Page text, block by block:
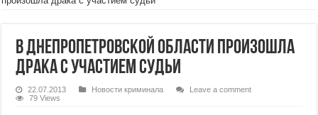
В Днепропетровской области произошла
драка с участием судьи
22.07.2013 Новости криминала
Leave a comment
79 Views